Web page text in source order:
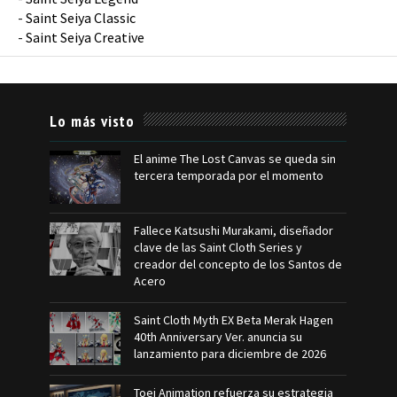
- Saint Seiya Classic
- Saint Seiya Creative
Lo más visto
El anime The Lost Canvas se queda sin
tercera temporada por el momento
Fallece Katsushi Murakami, diseñador
clave de las Saint Cloth Series y
creador del concepto de los Santos de
Acero
Saint Cloth Myth EX Beta Merak Hagen
40th Anniversary Ver. anuncia su
lanzamiento para diciembre de 2026
Toei Animation refuerza su estrategia